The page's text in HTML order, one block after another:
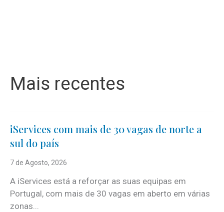
Mais recentes
iServices com mais de 30 vagas de norte a
sul do país
7 de Agosto, 2026
A iServices está a reforçar as suas equipas em
Portugal, com mais de 30 vagas em aberto em várias
zonas...